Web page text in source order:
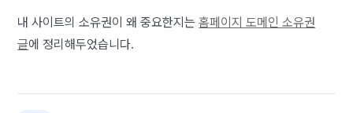
내 사이트의 소유권이 왜 중요한지는홈페이지 도메인 소유권
글에 정리해두었습니다.